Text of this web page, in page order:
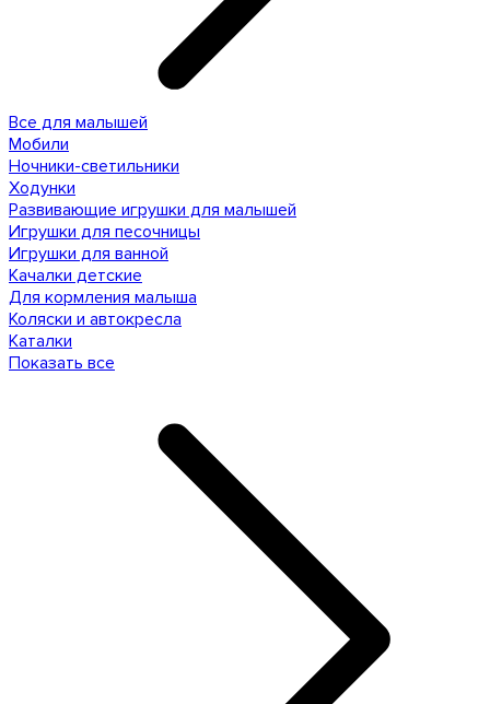
Все для малышей
Мобили
Ночники-светильники
Ходунки
Развивающие игрушки для малышей
Игрушки для песочницы
Игрушки для ванной
Качалки детские
Для кормления малыша
Коляски и автокресла
Каталки
Показать все